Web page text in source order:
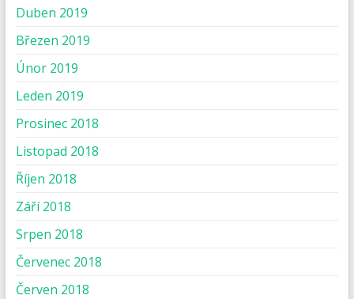
Duben 2019
Březen 2019
Únor 2019
Leden 2019
Prosinec 2018
Listopad 2018
Říjen 2018
Září 2018
Srpen 2018
Červenec 2018
Červen 2018